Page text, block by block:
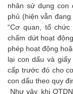
nhân sử dụng con
phủ (hiện vẫn
“Cơ quan, tổ
chấm dứt hoạt
phép hoạt động
lại con dấu và
cấp trước đó cho
con dấu theo quy
Như vậy, khi